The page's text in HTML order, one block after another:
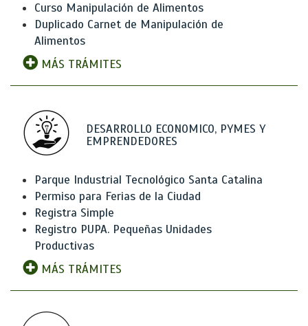
Curso Manipulación de Alimentos
Duplicado Carnet de Manipulación de
Alimentos
MÁS TRÁMITES
DESARROLLO ECONOMICO, PYMES Y
EMPRENDEDORES
Parque Industrial Tecnológico Santa Catalina
Permiso para Ferias de la Ciudad
Registra Simple
Registro PUPA. Pequeñas Unidades
Productivas
MÁS TRÁMITES